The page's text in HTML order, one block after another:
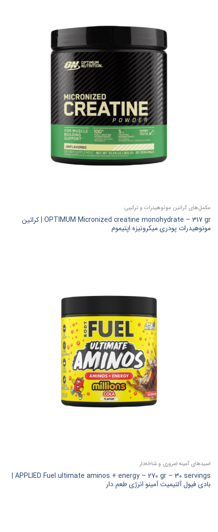
مکمل‌های کراتین مونوهیدرات و ترکیبی
OPTIMUM Micronized creatine monohydrate – 317 gr | کراتین
مونوهیدرات پودری میکرونیزه اپتیموم
اسیدهای آمینه ضروری و شاخه‌دار
APPLIED Fuel ultimate aminos + energy – 270 gr – 30 servings |
بادی فیول آلتیمیت آمینو انرژی طعم دار